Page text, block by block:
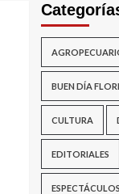
BUEN DÍA
CULTURA
EDITORIALES
ESPECTÁCULOS